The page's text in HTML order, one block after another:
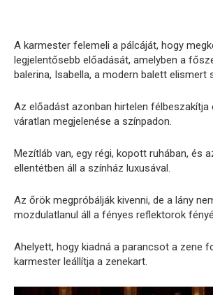
A karmester felemeli a pálcáját, hogy
legjelentősebb előadását, amelyben a
balerina, Isabella, a modern balett elismert
Az előadást azonban hirtelen félbeszakítja
váratlan megjelenése a színpadon.
Mezítláb van, egy régi, kopott ruhában, és
ellentétben áll a színház luxusával.
Az őrök megpróbálják kivenni, de a lány
mozdulatlanul áll a fényes reflektorok
Ahelyett, hogy kiadná a parancsot a zene
karmester leállítja a zenekart.